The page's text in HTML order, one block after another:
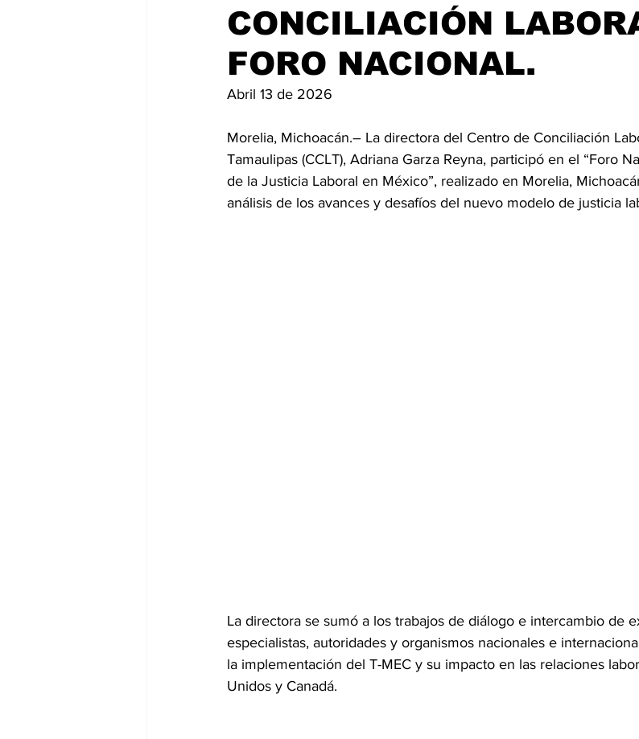
CONCILIACIÓN
FORO NACIONAL.
Abril 13 de 2026
Morelia, Michoacán.– La directora del Centro de Conciliación
Tamaulipas (CCLT), Adriana Garza Reyna, participó en el “Foro
de la Justicia Laboral en México”, realizado en Morelia,
análisis de los avances y desafíos del nuevo modelo de justicia
La directora se sumó a los trabajos de diálogo e intercambio de
especialistas, autoridades y organismos nacionales e
la implementación del T-MEC y su impacto en las relaciones
Unidos y Canadá.